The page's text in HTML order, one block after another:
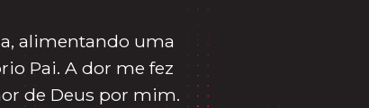
alimentando uma
Pai. A dor me fez
de Deus por mim.